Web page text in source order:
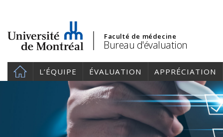
Faculté de médecine
Bureau d'évaluation
L’ÉQUIPE ÉVALUATION APPRÉCIATION